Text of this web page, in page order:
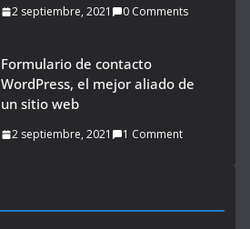
2 septiembre, 2021 0 Comments
Formulario de contacto
WordPress, el mejor aliado de
un sitio web
2 septiembre, 2021 1 Comment